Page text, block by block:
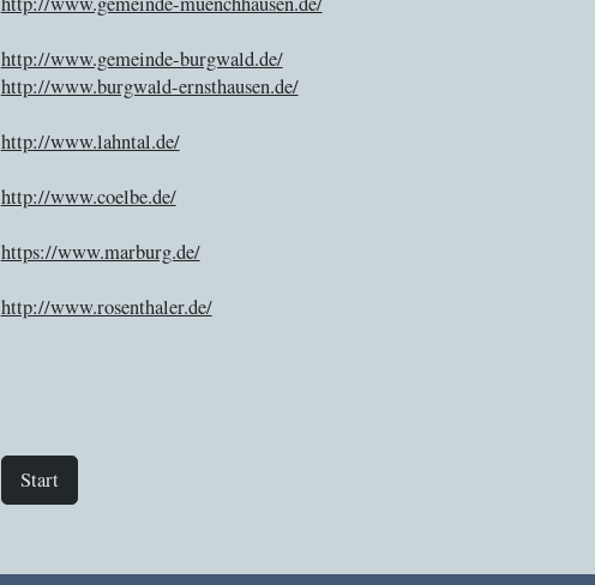
http://www.gemeinde-burgwald.de/
http://www.burgwald-ernsthausen.de/
http://www.lahntal.de/
http://www.coelbe.de/
https://www.marburg.de/
http://www.rosenthaler.de/
Start